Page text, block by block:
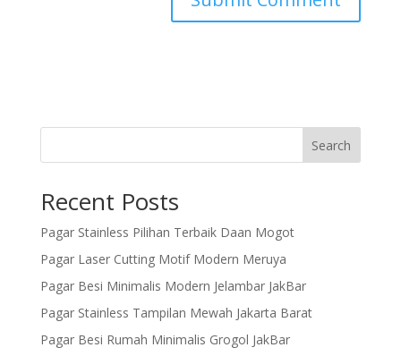
Search
Recent Posts
Pagar Stainless Pilihan Terbaik Daan Mogot
Pagar Laser Cutting Motif Modern Meruya
Pagar Besi Minimalis Modern Jelambar JakBar
Pagar Stainless Tampilan Mewah Jakarta Barat
Pagar Besi Rumah Minimalis Grogol JakBar